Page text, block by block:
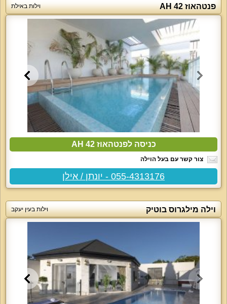
פנטהאוז AH 42 וילות באילת
כניסה לפנטהאוז AH 42
צור קשר עם בעל הוילה
055-4313176 - יונתן / אילן
וילה מילגרוס בוטיק וילות בעין יעקב